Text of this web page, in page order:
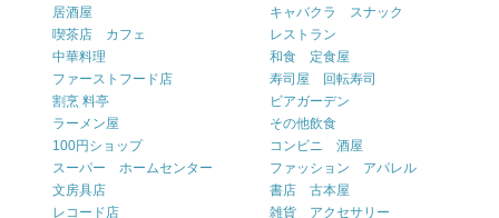
居酒屋
キャバクラ スナック
喫茶店 カフェ
レストラン
中華料理
和食 定食屋
ファーストフード店
寿司屋 回転寿司
割烹 料亭
ビアガーデン
ラーメン屋
その他飲食
100円ショップ
コンビニ 酒屋
スーパー ホームセンター
ファッション アパレル
文房具店
書店 古本屋
レコード店
雑貨 アクセサリー